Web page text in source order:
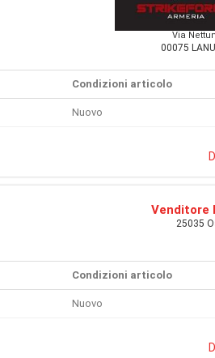
Via
00075
Condizioni articolo
Nuovo
Venditore
25035
Condizioni articolo
Nuovo